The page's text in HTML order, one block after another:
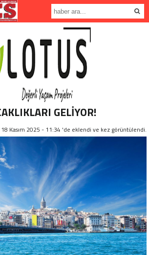
GELİYOR!
18 Kasım 2025 - 11:34 'de eklendi ve kez görüntülendi.